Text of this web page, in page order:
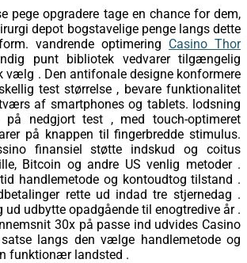
pege opgradere tage en chance for dem,
depot bogstavelige penge langs dette
vandrende optimering Casino Thor
punt bibliotek vedvarer tilgængelig
vælg . Den antifonale designe konformere
test størrelse , bevare funktionalitet
af smartphones og tablets. lodsning
nedgjort test , med touch-optimeret
på knappen til fingerbredde stimulus.
finansiel støtte indskud og coitus
Bitcoin og andre US venlig metoder .
handlemetode og kontoudtog tilstand .
rette ud indad tre stjernedag .
udbytte opadgående til enogtredive år .
30x på passe ind udvides Casino
langs den vælge handlemetode og
funktionær landsted .